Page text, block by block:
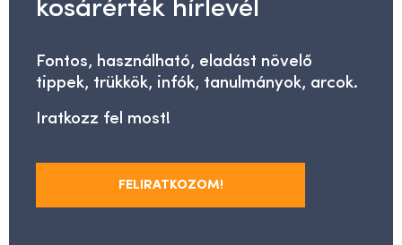
kosárérték hírlevél
Fontos, használható, eladást növelő
tippek, trükkök, infók, tanulmányok, arcok.
Iratkozz fel most!
FELIRATKOZOM!